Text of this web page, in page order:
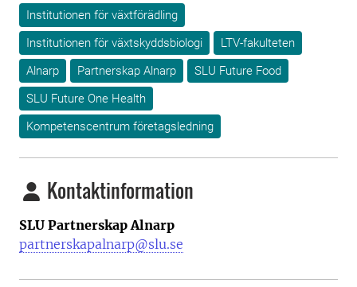
Institutionen för växtförädling
Institutionen för växtskyddsbiologi
LTV-fakulteten
Alnarp
Partnerskap Alnarp
SLU Future Food
SLU Future One Health
Kompetenscentrum företagsledning
Kontaktinformation
SLU Partnerskap Alnarp
partnerskapalnarp@slu.se